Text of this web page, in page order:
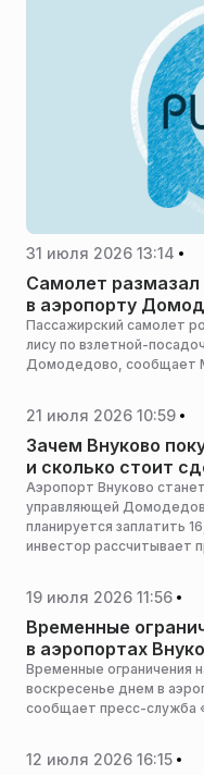
31 июля 2026 13:14
Самолет размазал
в аэропорту
Пассажирский самолет
лису по взлетной-
Домодедово, сообщает
21 июля 2026 10:59
Зачем Внуково
и сколько стоит
Аэропорт Внуково
управляющей
планируется заплатить
инвестор рассчитывает
19 июля 2026 11:56
Временные
в аэропортах
Временные ограничения
воскресенье днем в
сообщает пресс-служба
12 июля 2026 16:15